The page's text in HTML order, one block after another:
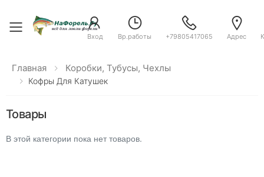
Toggle menu
Вход Вр.работы +79805417065 Адрес
Главная Коробки, Тубусы, Чехлы
Кофры Для Катушек
Товары
В этой категории пока нет товаров.